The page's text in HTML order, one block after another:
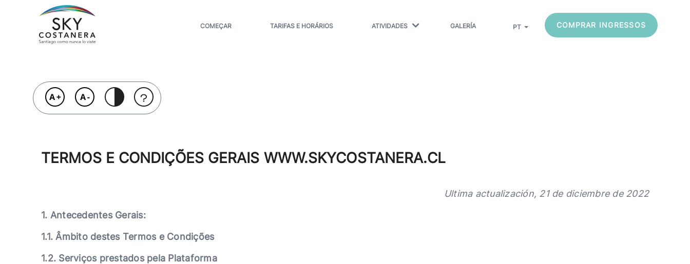
COMEÇAR TARIFAS E HORÁRIOS ATIVIDADES GALERÍA
PT
Listar ações adicionais
COMPRAR INGRESSOS
TERMOS E CONDIÇÕES GERAIS WWW.SKYCOSTANERA.CL
Ultima actualización, 21 de diciembre de 2022
1. Antecedentes Gerais:
1.1. Âmbito destes Termos e Condições
1.2. Serviços prestados pela Plataforma